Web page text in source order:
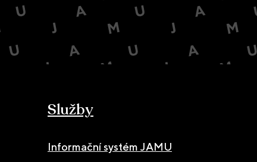
Služby
Informační systém JAMU